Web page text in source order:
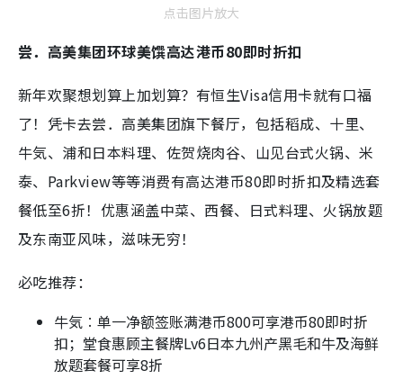
点击图片放大
尝．高美集团环球美馔高达港币80即时折扣
新年欢聚想划算上加划算？有恒生Visa信用卡就有口福
了！凭卡去尝．高美集团旗下餐厅，包括稻成、十里、
牛気、浦和日本料理、佐贺烧肉谷、山见台式火锅、米
泰、Parkview等等消费有高达港币80即时折扣及精选套
餐低至6折！优惠涵盖中菜、西餐、日式料理、火锅放题
及东南亚风味，滋味无穷！
必吃推荐：
牛気︰单一净额签账满港币800可享港币80即时折
扣；堂食惠顾主餐牌Lv6日本九州产黑毛和牛及海鲜
放题套餐可享8折